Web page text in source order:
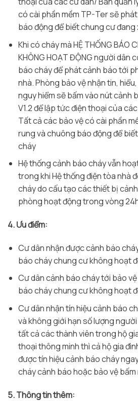
có cài phần mềm TP-Ter sẽ
báo động để biết chung cư đang
Khi có cháy mà HỆ THỐNG BÁO
KHÔNG HOẠT ĐỘNG người dân
báo cháy để phát cảnh báo tới
nhà. Phòng bảo vệ nhận tin,
nguy hiểm sẽ bấm vào nút cảnh
V1.2 để lập tức điện thoại của
Tất cả các bảo vệ có cài phần
rung và chuông báo động để
cháy
Hệ thống cảnh báo cháy vẫn
trong khi Hệ thống điện tòa nhà
cháy do cấu tạo các thiết bị
phòng hoạt động trong vòng
4. Ưu điểm:
Cư dân nhận được cảnh báo
báo cháy chung cư không hoạt
Cư dân cảnh báo cháy tới bảo
báo cháy chung cư không hoạt
Cư dân nhận tín hiệu cảnh báo
và không giới hạn số lượng
tất cả các thành viên trong hộ
thoại thông minh thì cả hộ gia
được tín hiệu cảnh báo cháy
cháy cảnh báo hoặc bảo vệ
5. Thông tin thêm: